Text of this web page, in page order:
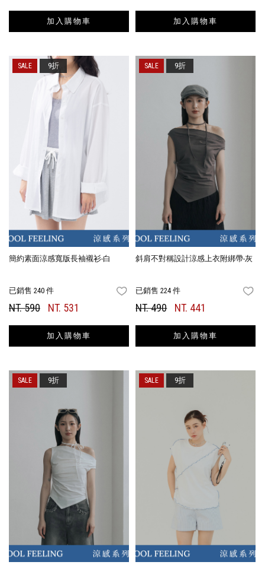
加入購物車 加入購物車
簡約素面涼感寬版長袖襯衫-白
已銷售 240 件 FAVORITES
NT. 590 NT. 531
加入購物車
9折
斜肩不對稱設計涼感上衣附綁帶-灰
已銷售 224 件
NT. 490 NT. 441
加入購物車
9折
9折 9折